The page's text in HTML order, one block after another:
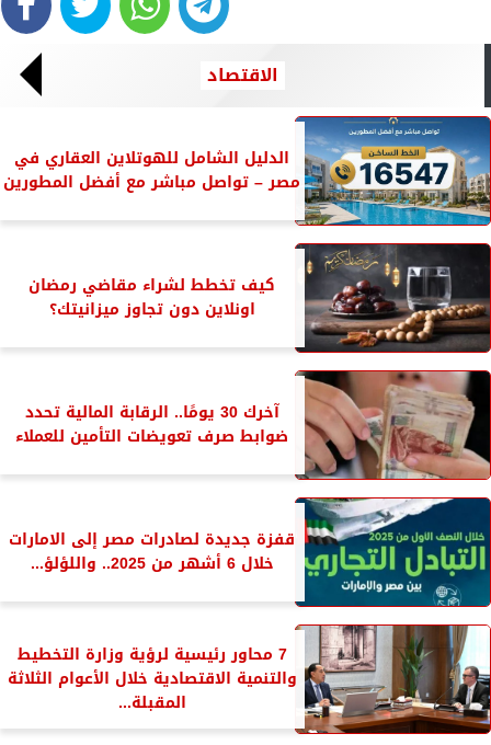
الاقتصاد
الدليل الشامل للهوتلاين العقاري في
مصر – تواصل مباشر مع أفضل المطورين
كيف تخطط لشراء مقاضي رمضان
اونلاين دون تجاوز ميزانيتك؟
آخرك 30 يومًا.. الرقابة المالية تحدد
ضوابط صرف تعويضات التأمين للعملاء
قفزة جديدة لصادرات مصر إلى الامارات
خلال 6 أشهر من 2025.. واللؤلؤ...
7 محاور رئيسية لرؤية وزارة التخطيط
والتنمية الاقتصادية خلال الأعوام الثلاثة
المقبلة...